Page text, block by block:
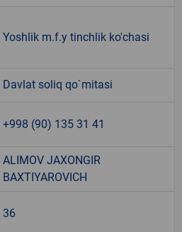
Yoshlik m.f.y tinchlik ko'chasi
Davlat soliq qo`mitasi
+998 (90) 135 31 41
ALIMOV JAXONGIR
BAXTIYAROVICH
36